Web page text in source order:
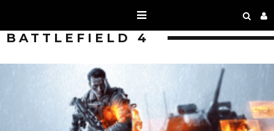
BATTLEFIELD 4